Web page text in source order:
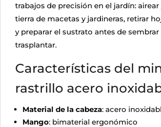
trabajos de precisión en el jardín:
tierra de macetas y jardineras, retirar
y preparar el sustrato antes de sembrar
trasplantar.
Características del
rastrillo acero
Material de la cabeza: acero
Mango: bimaterial ergonómico